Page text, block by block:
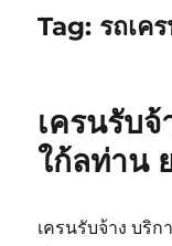
Tag: รถเค
เครนรับ
ใก้ลท่าน
เครนรับจ้าง บริ